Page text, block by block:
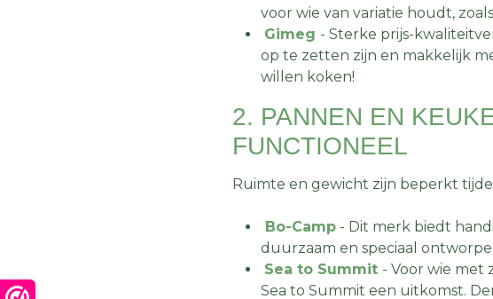
voor wie van variatie houdt,
Gimeg - Sterke prijs-
op te zetten zijn en makkelijk
willen koken!
2. PANNEN EN
FUNCTIONEEL
Ruimte en gewicht zijn beperkt
Bo-Camp - Dit merk biedt
duurzaam en speciaal
Sea to Summit - Voor wie met
Sea to Summit een uitkomst.